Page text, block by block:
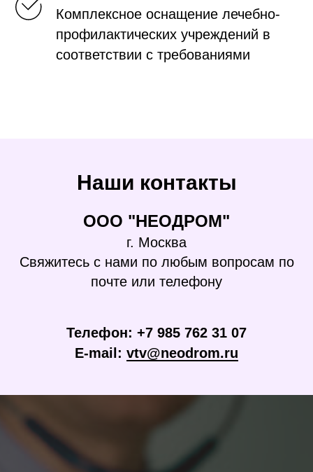
Комплексное оснащение лечебно-
профилактических учреждений в
соответствии с требованиями
Наши контакты
ООО "НЕОДРОМ"
г. Москва
Свяжитесь с нами по любым вопросам по
почте или телефону
Телефон: +7 985 762 31 07
E-mail: vtv@neodrom.ru